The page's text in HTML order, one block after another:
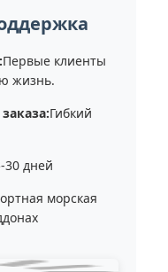
Первые клиенты
жизнь.
Гибкий
дней
морская